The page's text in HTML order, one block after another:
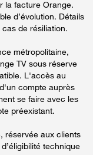
la facture Orange.
d’évolution. Détails
de résiliation.
métropolitaine,
TV sous réserve
L'accès au
compte auprès
se faire avec les
préexistant.
réservée aux clients
technique